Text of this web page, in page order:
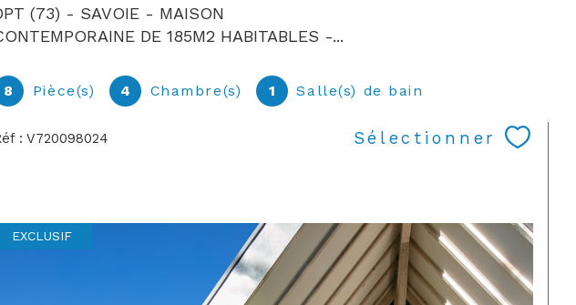
(73) - SAVOIE - MAISON
DE 185M2 HABITABLES -...
8 Pièce(s) 4 Chambre(s) 1 Salle(s) de bain
: V720098024 Sélectionner
EXCLUSIF